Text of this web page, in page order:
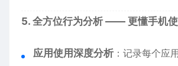
5. 全方位行为分析 —— 更懂手机
应用使用深度分析 ：记录每个应